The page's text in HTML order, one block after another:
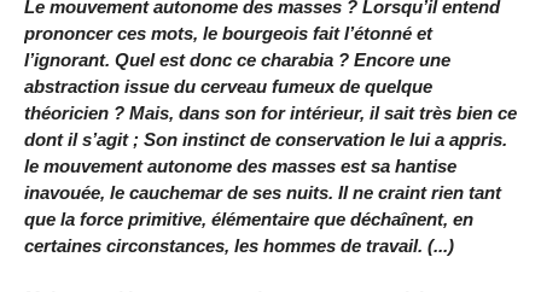
Le mouvement autonome des masses ? Lorsqu’il entend
prononcer ces mots, le bourgeois fait l’étonné et
l’ignorant. Quel est donc ce charabia ? Encore une
abstraction issue du cerveau fumeux de quelque
théoricien ? Mais, dans son for intérieur, il sait très bien ce
dont il s’agit ; Son instinct de conservation le lui a appris.
le mouvement autonome des masses est sa hantise
inavouée, le cauchemar de ses nuits. Il ne craint rien tant
que la force primitive, élémentaire que déchaînent, en
certaines circonstances, les hommes de travail. (...)